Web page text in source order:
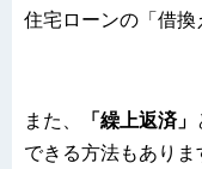
住宅ローンの「借換
また、 「 繰上返済」
できる方法もありま